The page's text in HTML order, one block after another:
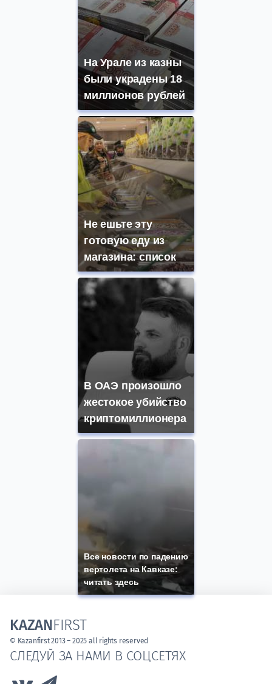
На Урале из казны
были украдены 18
миллионов рублей
Не ешьте эту
готовую еду из
магазина: список
В ОАЭ произошло
жестокое убийство
криптомиллионера
Все новости по падению
вертолета на Кавказе:
читать здесь
СЛЕДУЙ ЗА НАМИ В СОЦСЕТЯХ
KAZANFIRST
© Kazanfirst 2013 – 2025 all rights reserved